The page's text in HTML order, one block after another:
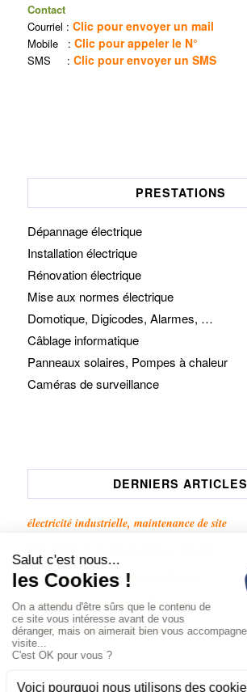
Contact
Courriel : Clic pour envoyer un mail
Mobile : Clic pour appeler le N°
SMS : Clic pour envoyer un SMS
PRESTATIONS
Dépannage électrique
Installation électrique
Rénovation électrique
Mise aux normes électrique
Domotique, Digicodes, Alarmes, …
Câblage informatique
Panneaux solaires, Pompes à chaleur
Caméras de surveillance
DERNIERS ARTICLES
électricité industrielle, maintenance de site
Pose de panneaux solaires en toiture
dépannage et rénovation électrique
Finition installation électrique